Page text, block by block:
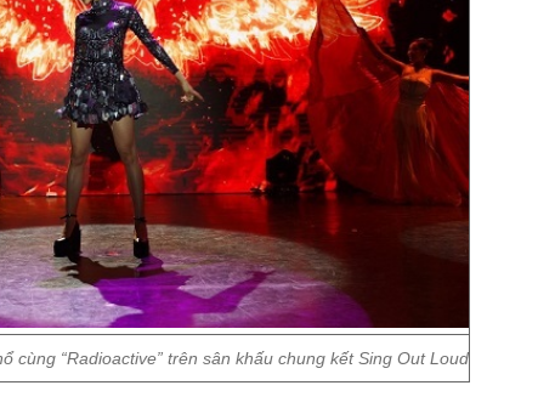
cùng “Radioactive” trên sân khấu chung kết Sing Out Loud